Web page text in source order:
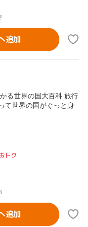
追加
る世界の国大百科 旅行
て世界の国がぐっと身
トク
追加